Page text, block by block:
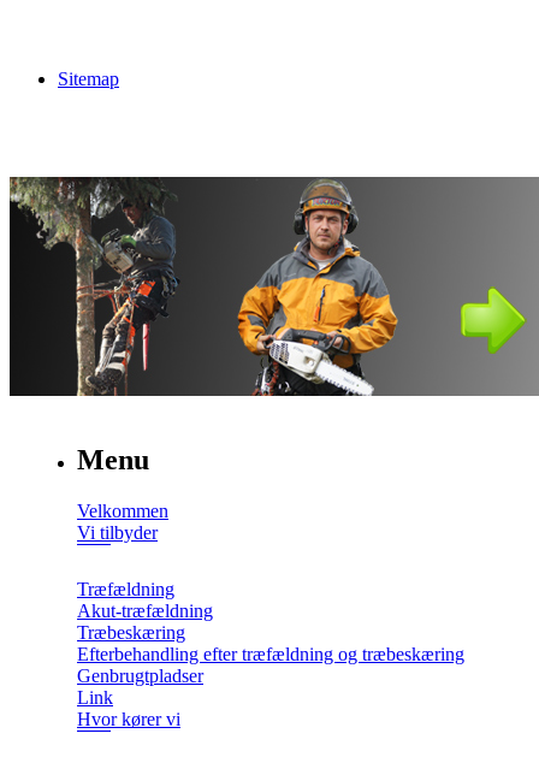
Sitemap
Menu
Velkommen
Vi tilbyder
Træfældning
Akut-træfældning
Træbeskæring
Efterbehandling efter træfældning og træbeskæring
Genbrugtpladser
Link
Hvor kører vi